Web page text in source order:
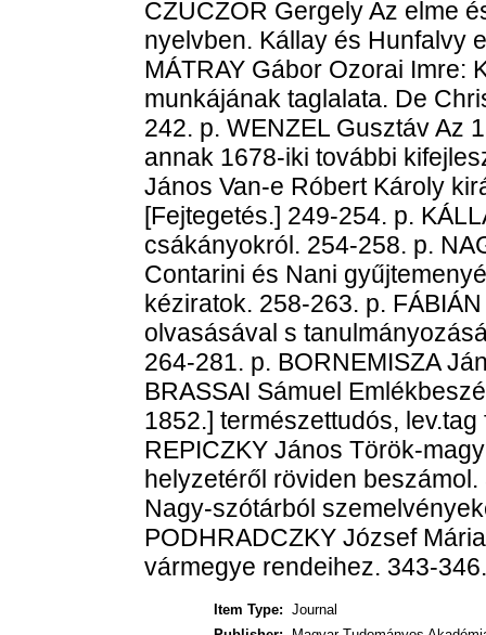
CZUCZOR Gergely Az elme
nyelvben. Kállay és Hunfalvy
MÁTRAY Gábor Ozorai Imre:
munkájának taglalata. De
242. p. WENZEL Gusztáv Az
annak 1678-iki további
János Van-e Róbert Károly
[Fejtegetés.] 249-254. p.
csákányokról. 254-258. p.
Contarini és Nani
kéziratok. 258-263. p.
olvasásával s
264-281. p. BORNEMISZA
BRASSAI Sámuel
1852.] természettudós,
REPICZKY János Török-
helyzetéről röviden
Nagy-szótárból
PODHRADCZKY József
vármegye rendeihez. 343-
Item Type: Journal